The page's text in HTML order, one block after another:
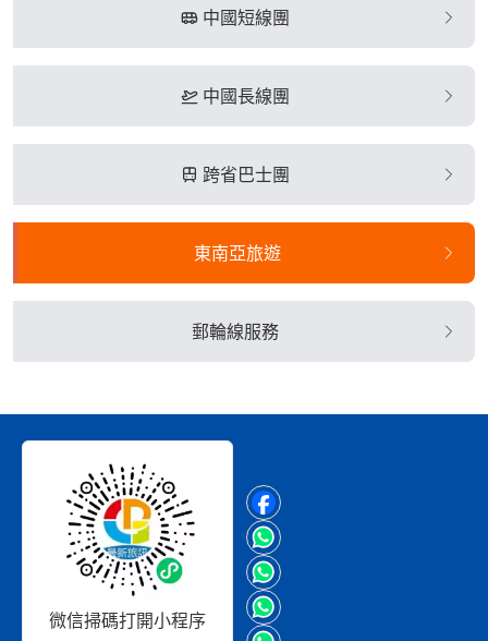
中國短線團
中國長線團
跨省巴士團
東南亞旅遊
郵輪線服務
微信掃碼打開小程序